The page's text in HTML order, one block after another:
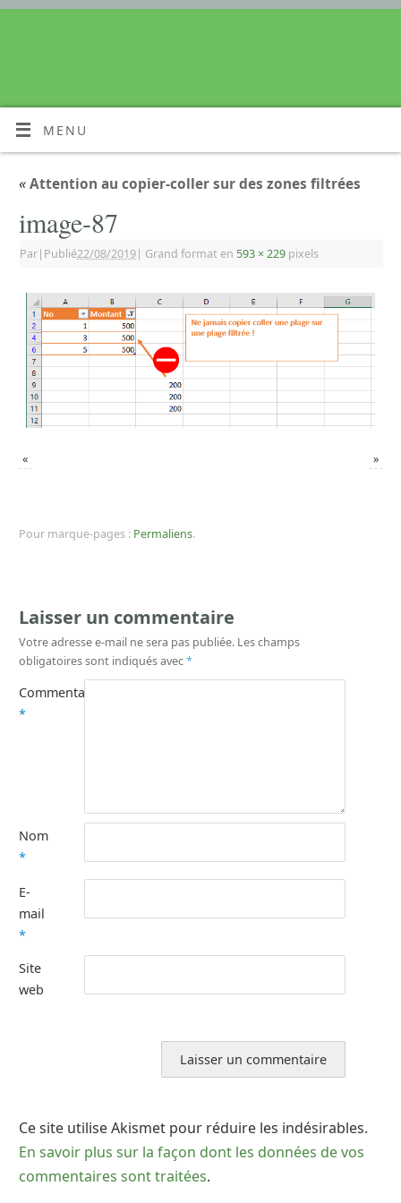
MENU
«Attention au copier-coller sur des zones filtrées
image-87
Par| Publié22/08/2019| Grand format en 593 × 229 pixels
« »
Pour marque-pages : Permaliens.
Laisser un commentaire
Votre adresse e-mail ne sera pas publiée. Les champs
obligatoires sont indiqués avec*
Commentaire
*
Nom
*
E-
mail
*
Site
web
Ce site utilise Akismet pour réduire les indésirables.
En savoir plus sur la façon dont les données de vos
commentaires sont traitées.